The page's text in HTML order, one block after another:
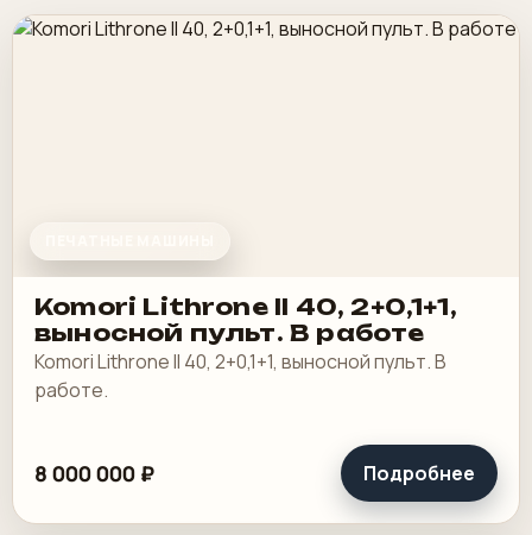
Komori Lithrone II 40, 2+0,1+1,
выносной пульт. В работе
Komori Lithrone II 40, 2+0,1+1, выносной пульт. В
работе.
8 000 000 ₽ Подробнее